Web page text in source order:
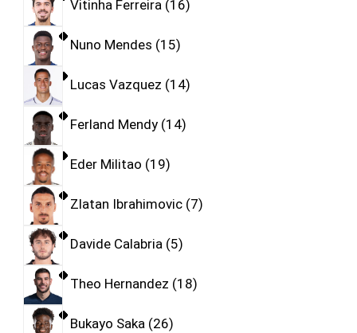
Vitinha Ferreira 16
Nuno Mendes 15
Lucas Vazquez 14
Ferland Mendy 14
Eder Militao 19
Zlatan Ibrahimovic 7
Davide Calabria 5
Theo Hernandez 18
Bukayo Saka 26